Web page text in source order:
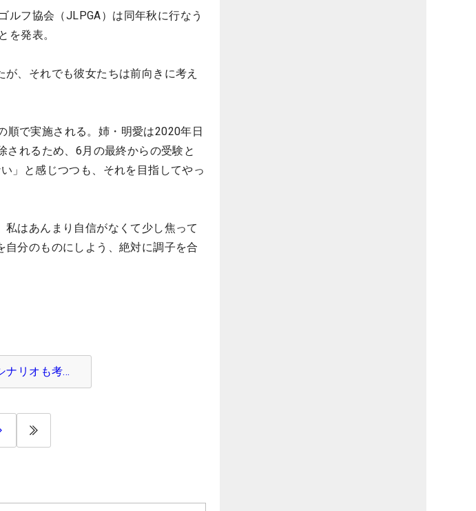
ルフ協会（JLPGA）は同年秋に行なう
を発表。
、それでも彼女たちは前向きに考え
で実施される。姉・明愛は2020年日
れるため、6月の最終からの受験と
」と感じつつも、それを目指してやっ
はあんまり自信がなくて少し焦って
分のものにしよう、絶対に調子を合
ナリオも考…